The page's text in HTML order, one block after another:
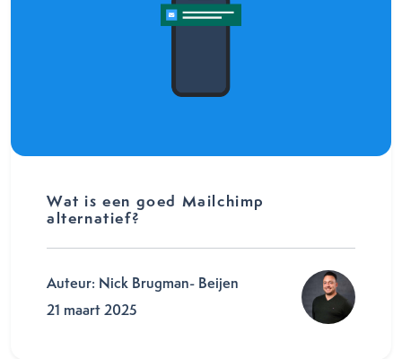
Wat is een goed Mailchimp
alternatief?
Auteur: Nick Brugman- Beijen
21 maart 2025